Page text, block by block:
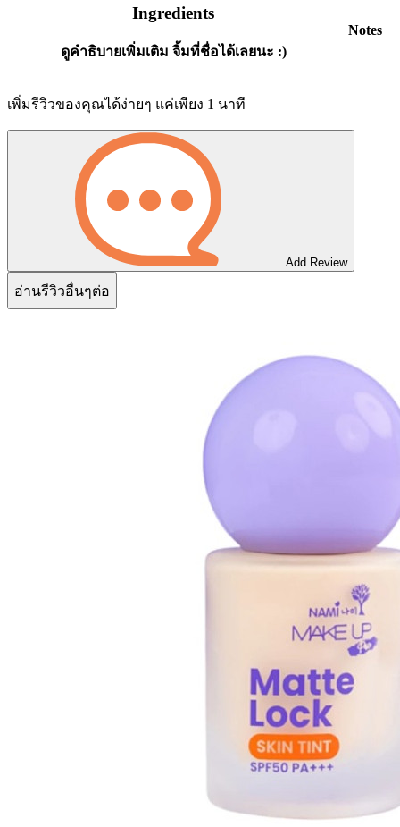
Ingredients
ดูคำธิบายเพิ่มเติม จิ้มที่ชื่อได้เลยนะ :)
Notes
เพิ่มรีวิวของคุณได้ง่ายๆ แค่เพียง 1 นาที
Add Review
อ่านรีวิวอื่นๆต่อ